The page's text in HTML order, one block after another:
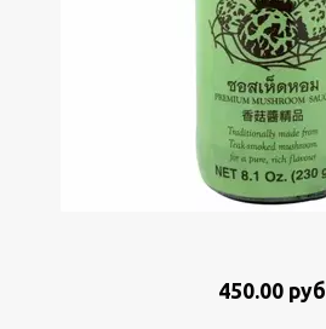
450.00 руб